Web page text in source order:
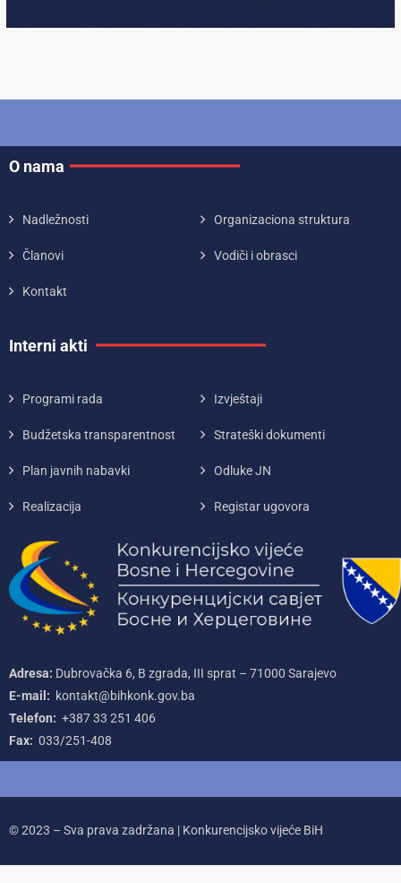
O nama
Nadležnosti Organizaciona struktura
Članovi Vodiči i obrasci
Kontakt
Interni akti
Programi rada Izvještaji
Budžetska transparentnost Strateški dokumenti
Plan javnih nabavki Odluke JN
Realizacija Registar ugovora
Adresa: Dubrovačka 6, B zgrada, III sprat – 71000‌ Sarajevo
E-mail: kontakt@bihkonk.gov.ba
Telefon: +387‌ 33‌ 251‌ 406
Fax: 033/251-408
© 2023 – Sva prava zadržana | Konkurencijsko vijeće BiH